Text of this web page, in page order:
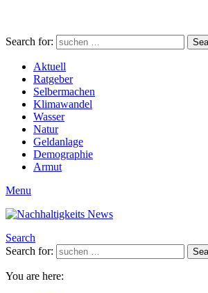
Search for:
Aktuell
Ratgeber
Selbermachen
Klimawandel
Wasser
Natur
Geldanlage
Demographie
Armut
Menu
Search
Search for:
You are here: